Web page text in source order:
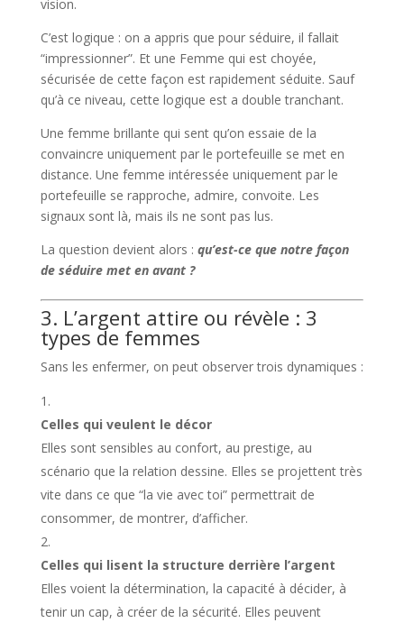
vision.
C’est logique : on a appris que pour séduire, il fallait
“impressionner”. Et une Femme qui est choyée,
sécurisée de cette façon est rapidement séduite. Sauf
qu’à ce niveau, cette logique est a double tranchant.
Une femme brillante qui sent qu’on essaie de la
convaincre uniquement par le portefeuille se met en
distance. Une femme intéressée uniquement par le
portefeuille se rapproche, admire, convoite. Les
signaux sont là, mais ils ne sont pas lus.
La question devient alors : qu’est-ce que notre façon
de séduire met en avant ?
3. L’argent attire ou révèle : 3
types de femmes
Sans les enfermer, on peut observer trois dynamiques :
Celles qui veulent le décor
Elles sont sensibles au confort, au prestige, au
scénario que la relation dessine. Elles se projettent très
vite dans ce que “la vie avec toi” permettrait de
consommer, de montrer, d’afficher.
Celles qui lisent la structure derrière l’argent
Elles voient la détermination, la capacité à décider, à
tenir un cap, à créer de la sécurité. Elles peuvent